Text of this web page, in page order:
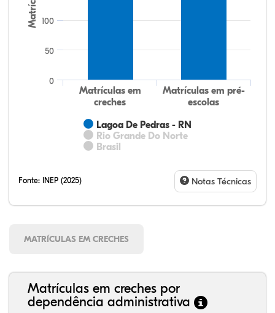
Lagoa De Pedras - RN
Rio Grande Do Norte
Brasil
Matrículas em
creches
Matrículas em pré-
escolas
0
50
100
Fonte: INEP (2025) Notas Técnicas
MATRÍCULAS EM CRECHES
Matrículas em creches por
dependência administrativa